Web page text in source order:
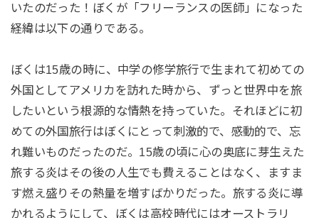
いたのだった！ぼくが「フリーランスの医師」になった
経緯は以下の通りである。
ぼくは15歳の時に、中学の修学旅行で生まれて初めての
外国としてアメリカを訪れた時から、ずっと世界中を旅
したいという根源的な情熱を持っていた。それほどに初
めての外国旅行はぼくにとって刺激的で、感動的で、忘
れ難いものだったのだ。15歳の頃に心の奥底に芽生えた
旅する炎はその後の人生でも費えることはなく、ますま
す燃え盛りその熱量を増すばかりだった。旅する炎に導
かれるようにして、ぼくは高校時代にはオーストラリ